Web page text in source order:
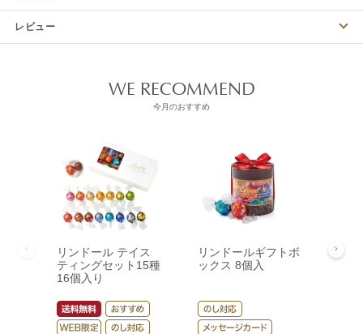
レビュー
WE RECOMMEND
今月のおすすめ
リンドール テイス
ティングセット15種
16個入り
リンドールギフトボ
ックス 8個入
リ